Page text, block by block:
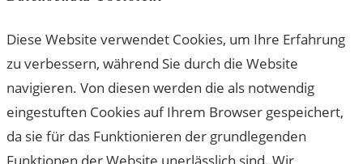
Diese Website verwendet Cookies, um Ihre Erfahrung
zu verbessern, während Sie durch die Website
navigieren. Von diesen werden die als notwendig
eingestuften Cookies auf Ihrem Browser gespeichert,
da sie für das Funktionieren der grundlegenden